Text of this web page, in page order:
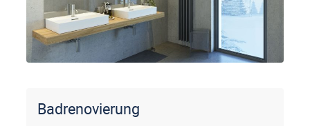
Badrenovierung